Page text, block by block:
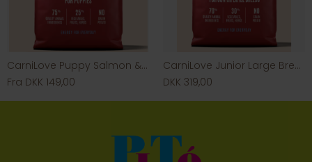
CarniLove Puppy Salmon & Turkey
Fra DKK 149,00
CarniLove Junior Large Breed Salmon & Turkey
DKK 319,00